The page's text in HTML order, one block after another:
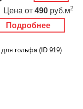
Подробнее
Цена от 490 руб.м2
гольфа (ID 919)